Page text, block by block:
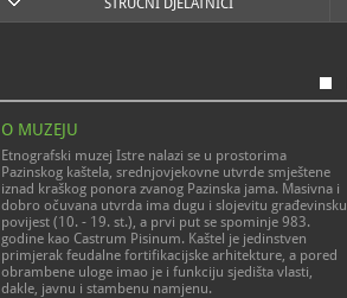
STRUČNI DJELATNICI
O MUZEJU
Etnografski muzej Istre nalazi se u prostorima
Pazinskog kaštela, srednjovjekovne utvrde smještene
iznad kraškog ponora zvanog Pazinska jama. Masivna i
dobro očuvana utvrda ima dugu i slojevitu građevinsku
povijest (10. - 19. st.), a prvi put se spominje 983.
godine kao Castrum Pisinum. Kaštel je jedinstven
primjerak feudalne fortifikacijske arhitekture, a pored
obrambene uloge imao je i funkciju sjedišta vlasti,
dakle, javnu i stambenu namjenu.